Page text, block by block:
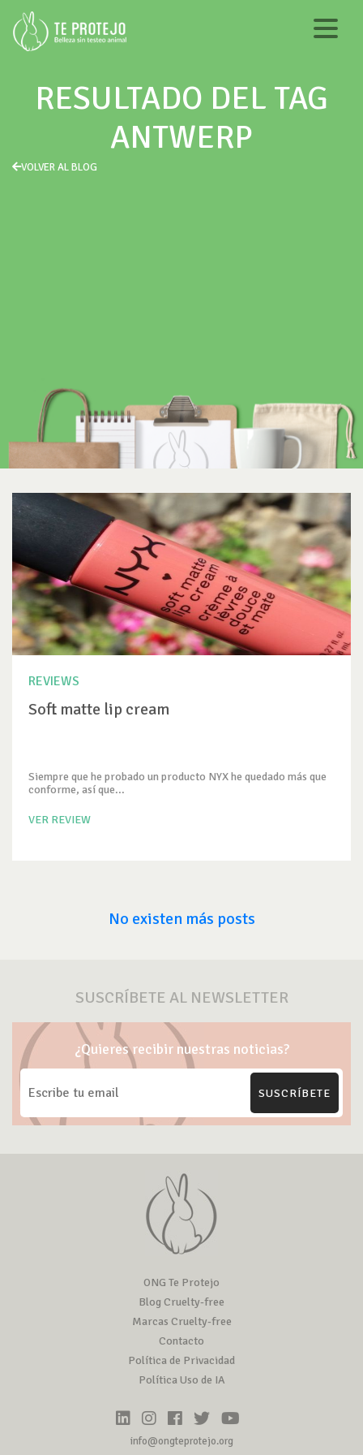
RESULTADO DEL TAG
ANTWERP
VOLVER AL BLOG
REVIEWS
Soft matte lip cream
Siempre que he probado un producto NYX he quedado más que
conforme, así que...
VER REVIEW
No existen más posts
SUSCRÍBETE AL NEWSLETTER
¿Quieres recibir nuestras noticias?
SUSCRÍBETE
ONG Te Protejo
Blog Cruelty-free
Marcas Cruelty-free
Contacto
Política de Privacidad
Política Uso de IA
info@ongteprotejo.org